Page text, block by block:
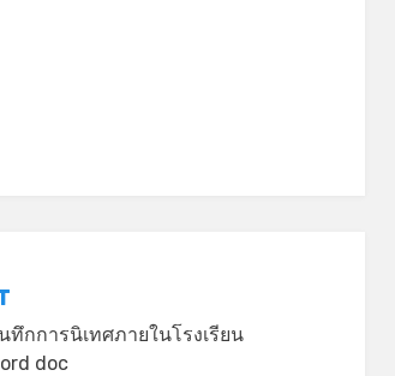
ทึกการนิเทศภายในโรงเรียน
doc